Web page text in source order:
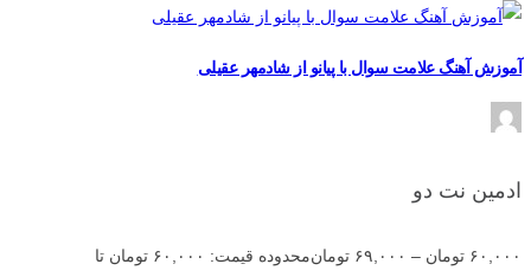
آموزش آهنگ علامت سوال با پیانو از شادمهر عقیلی
ادمین نت دو
۶۰,۰۰۰ تومان – ۶۹,۰۰۰ تومان
محدوده قیمت: ۶۰,۰۰۰ تومان تا